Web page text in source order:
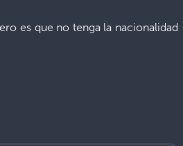
es que no tenga la nacionalidad